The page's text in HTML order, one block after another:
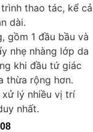
thao tác, kể cả
dài.
gồm 1 đầu bầu và
nhẹ nhàng lớp da
khi đầu tứ giác
thừa rộng hơn.
lý nhiều vị trí
nhất.